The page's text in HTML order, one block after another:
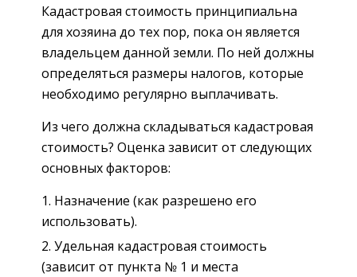
Кадастровая стоимость принципиальна
для хозяина до тех пор, пока он является
владельцем данной земли. По ней должны
определяться размеры налогов, которые
необходимо регулярно выплачивать.
Из чего должна складываться кадастровая
стоимость? Оценка зависит от следующих
основных факторов:
Назначение (как разрешено его
использовать).
Удельная кадастровая стоимость
(зависит от пункта № 1 и места